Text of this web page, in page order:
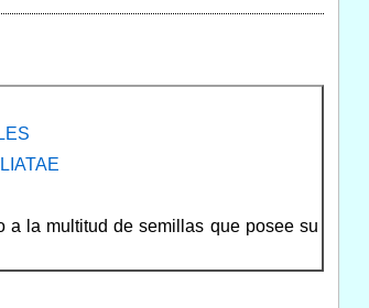
a la multitud de semillas que posee su